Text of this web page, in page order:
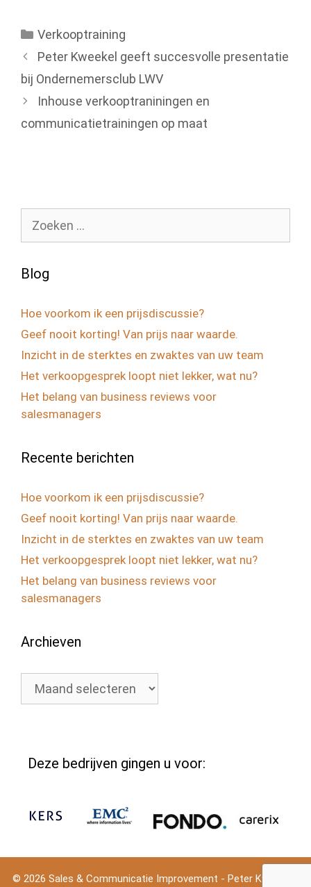
Categorieën
Verkooptraining
Peter Kweekel geeft succesvolle presentatie
bij Ondernemersclub LWV
Inhouse verkooptraniningen en
communicatietrainingen op maat
naar:
Blog
Hoe voorkom ik een prijsdiscussie?
Geef nooit korting! Van prijs naar waarde.
Inzicht in de sterktes en zwaktes van uw team
Het verkoopgesprek loopt niet lekker, wat nu?
Het belang van business reviews voor
salesmanagers
Recente berichten
Hoe voorkom ik een prijsdiscussie?
Geef nooit korting! Van prijs naar waarde.
Inzicht in de sterktes en zwaktes van uw team
Het verkoopgesprek loopt niet lekker, wat nu?
Het belang van business reviews voor
salesmanagers
Archieven
Archieven
Deze bedrijven gingen u voor:
© 2026 Sales & Communicatie Improvement - Peter Kweekel